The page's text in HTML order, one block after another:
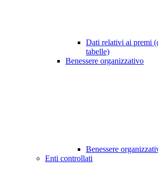
Dati relativi ai premi
tabelle)
Benessere organizzativo
Benessere
Enti controllati